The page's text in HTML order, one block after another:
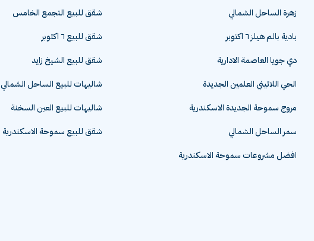
زهرة الساحل الشمالي
بادية بالم هيلز ٦ اكتوبر
دي جويا العاصمة الادارية
الحي اللاتيني العلمين الجديدة
مروج سموحة الجديدة الاسكندرية
سمر الساحل الشمالي
افضل مشروعات سموحة الاسكندرية
شقق للبيع التجمع الخامس
شقق للبيع ٦ اكتوبر
شقق للبيع الشيخ زايد
شاليهات للبيع الساحل الشمالي
شاليهات للبيع العين السخنة
شقق للبيع سموحة الاسكندرية